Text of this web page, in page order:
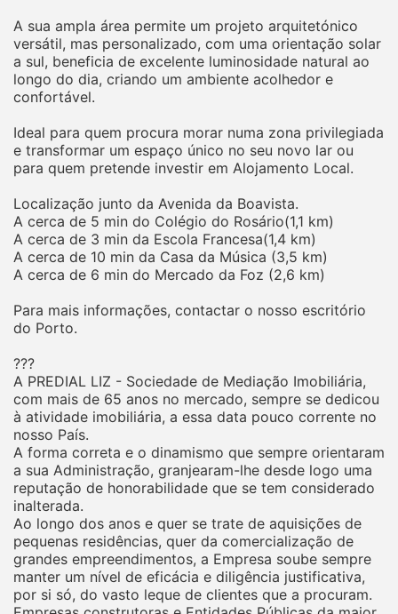
A sua ampla área permite um projeto arquitetónico
versátil, mas personalizado, com uma orientação solar
a sul, beneficia de excelente luminosidade natural ao
longo do dia, criando um ambiente acolhedor e
confortável.
Ideal para quem procura morar numa zona privilegiada
e transformar um espaço único no seu novo lar ou
para quem pretende investir em Alojamento Local.
Localização junto da Avenida da Boavista.
A cerca de 5 min do Colégio do Rosário(1,1 km)
A cerca de 3 min da Escola Francesa(1,4 km)
A cerca de 10 min da Casa da Música (3,5 km)
A cerca de 6 min do Mercado da Foz (2,6 km)
Para mais informações, contactar o nosso escritório
do Porto.
???
A PREDIAL LIZ - Sociedade de Mediação Imobiliária,
com mais de 65 anos no mercado, sempre se dedicou
à atividade imobiliária, a essa data pouco corrente no
nosso País.
A forma correta e o dinamismo que sempre orientaram
a sua Administração, granjearam-lhe desde logo uma
reputação de honorabilidade que se tem considerado
inalterada.
Ao longo dos anos e quer se trate de aquisições de
pequenas residências, quer da comercialização de
grandes empreendimentos, a Empresa soube sempre
manter um nível de eficácia e diligência justificativa,
por si só, do vasto leque de clientes que a procuram.